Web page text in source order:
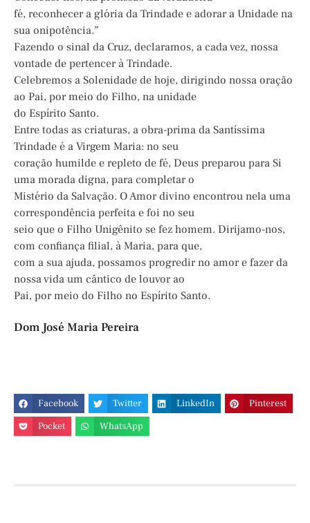
fé, reconhecer a glória da Trindade e adorar a Unidade na
sua onipotência.”
Fazendo o sinal da Cruz, declaramos, a cada vez, nossa
vontade de pertencer à Trindade.
Celebremos a Solenidade de hoje, dirigindo nossa oração
ao Pai, por meio do Filho, na unidade
do Espírito Santo.
Entre todas as criaturas, a obra-prima da Santíssima
Trindade é a Virgem Maria: no seu
coração humilde e repleto de fé, Deus preparou para Si
uma morada digna, para completar o
Mistério da Salvação. O Amor divino encontrou nela uma
correspondência perfeita e foi no seu
seio que o Filho Unigênito se fez homem. Dirijamo-nos,
com confiança filial, à Maria, para que,
com a sua ajuda, possamos progredir no amor e fazer da
nossa vida um cântico de louvor ao
Pai, por meio do Filho no Espírito Santo.
Dom José Maria Pereira
Facebook Twitter LinkedIn
Pinterest
Pocket
WhatsApp